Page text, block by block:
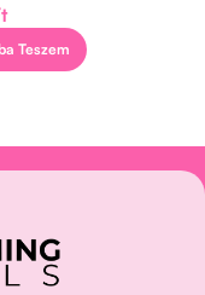
Teszem